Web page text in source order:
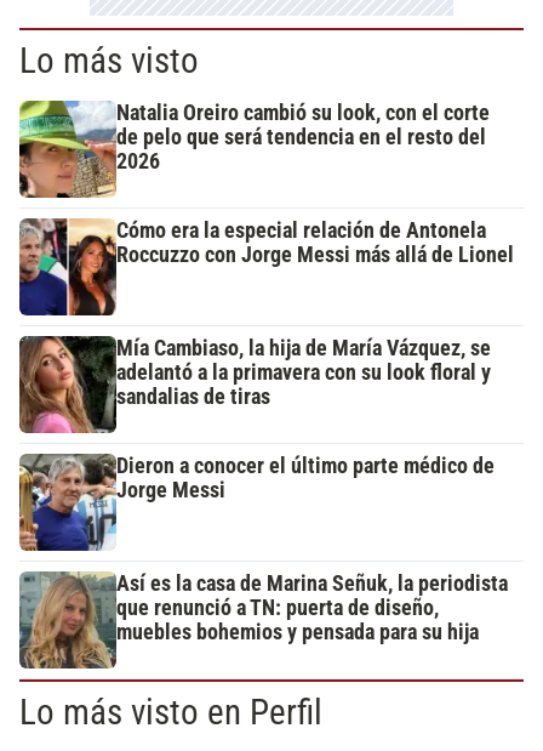
Lo más visto
Natalia Oreiro cambió su look, con el corte
de pelo que será tendencia en el resto del
2026
Cómo era la especial relación de Antonela
Roccuzzo con Jorge Messi más allá de Lionel
Mía Cambiaso, la hija de María Vázquez, se
adelantó a la primavera con su look floral y
sandalias de tiras
Dieron a conocer el último parte médico de
Jorge Messi
Así es la casa de Marina Señuk, la periodista
que renunció a TN: puerta de diseño,
muebles bohemios y pensada para su hija
Lo más visto en Perfil